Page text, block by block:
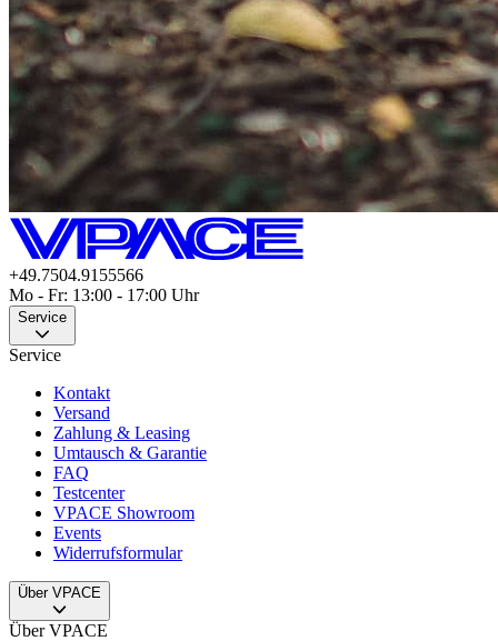
+49.7504.9155566
Mo - Fr: 13:00 - 17:00 Uhr
Service
Service
Kontakt
Versand
Zahlung & Leasing
Umtausch & Garantie
FAQ
Testcenter
VPACE Showroom
Events
Widerrufsformular
Über VPACE
Über VPACE